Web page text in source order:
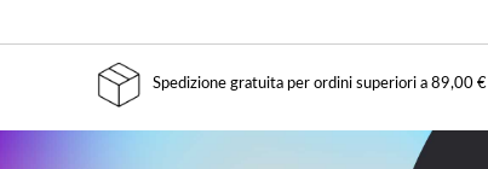
Spedizione gratuita per ordini superiori a 89,00 €